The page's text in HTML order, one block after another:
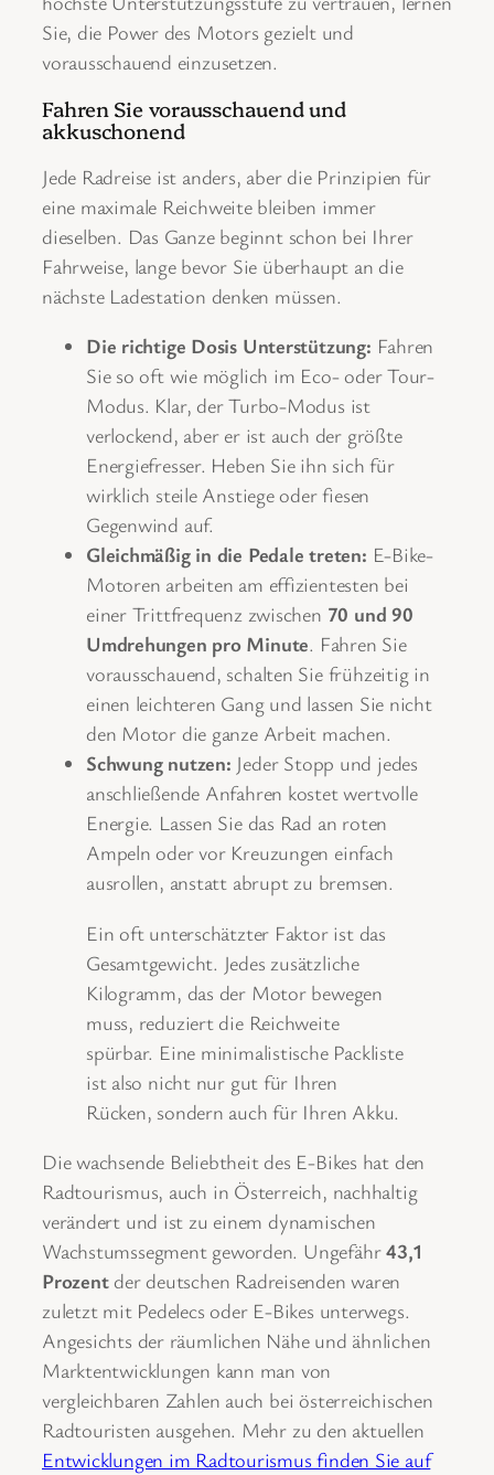
Sie, die Power des Motors gezielt und
vorausschauend einzusetzen.
Fahren Sie vorausschauend und
akkuschonend
Jede Radreise ist anders, aber die Prinzipien für
eine maximale Reichweite bleiben immer
dieselben. Das Ganze beginnt schon bei Ihrer
Fahrweise, lange bevor Sie überhaupt an die
nächste Ladestation denken müssen.
Die richtige Dosis Unterstützung: Fahren
Sie so oft wie möglich im Eco- oder Tour-
Modus. Klar, der Turbo-Modus ist
verlockend, aber er ist auch der größte
Energiefresser. Heben Sie ihn sich für
wirklich steile Anstiege oder fiesen
Gegenwind auf.
Gleichmäßig in die Pedale treten: E-Bike-
Motoren arbeiten am effizientesten bei
einer Trittfrequenz zwischen 70 und 90
Umdrehungen pro Minute. Fahren Sie
vorausschauend, schalten Sie frühzeitig in
einen leichteren Gang und lassen Sie nicht
den Motor die ganze Arbeit machen.
Schwung nutzen: Jeder Stopp und jedes
anschließende Anfahren kostet wertvolle
Energie. Lassen Sie das Rad an roten
Ampeln oder vor Kreuzungen einfach
ausrollen, anstatt abrupt zu bremsen.
Ein oft unterschätzter Faktor ist das
Gesamtgewicht. Jedes zusätzliche
Kilogramm, das der Motor bewegen
muss, reduziert die Reichweite
spürbar. Eine minimalistische Packliste
ist also nicht nur gut für Ihren
Rücken, sondern auch für Ihren Akku.
Die wachsende Beliebtheit des E-Bikes hat den
Radtourismus, auch in Österreich, nachhaltig
verändert und ist zu einem dynamischen
Wachstumssegment geworden. Ungefähr43,1
Prozentder deutschen Radreisenden waren
zuletzt mit Pedelecs oder E-Bikes unterwegs.
Angesichts der räumlichen Nähe und ähnlichen
Marktentwicklungen kann man von
vergleichbaren Zahlen auch bei österreichischen
Radtouristen ausgehen. Mehr zu den aktuellen
Entwicklungen im Radtourismus finden Sie auf